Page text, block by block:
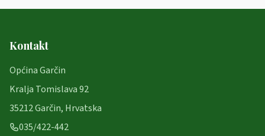
Kontakt
Općina Garčin
Kralja Tomislava 92
35212 Garčin, Hrvatska
035/422-442